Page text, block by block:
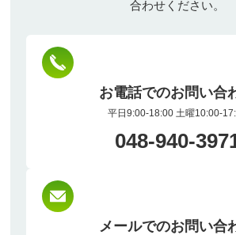
合わせください。
お電話でのお問い合
平日9:00-18:00 土曜10:00-
048-940-
メールでのお問い合